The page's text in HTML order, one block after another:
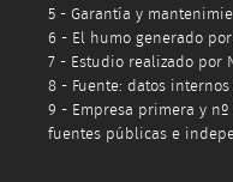
5 - Garantía y
6 - El humo generado
7 - Estudio realizado por
8 - Fuente: datos internos
9 - Empresa primera y
fuentes públicas e